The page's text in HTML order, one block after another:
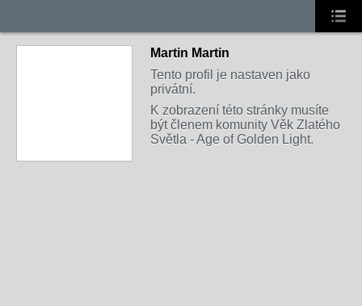
Martin Martin
Tento profil je nastaven jako
privátní.
K zobrazení této stránky musíte
být členem komunity Věk Zlatého
Světla - Age of Golden Light.